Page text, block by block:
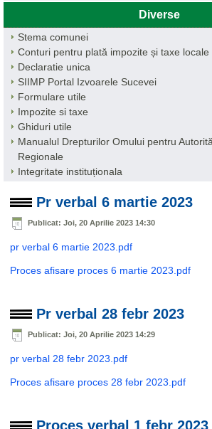
Diverse
Stema comunei
Conturi pentru plată impozite și taxe locale
Declaratie unica
SIIMP Portal Izvoarele Sucevei
Formulare utile
Impozite si taxe
Ghiduri utile
Manualul Drepturilor Omului pentru
Regionale
Integritate instituționala
Pr verbal 6 martie 2023
Publicat: Joi, 20 Aprilie 2023 14:30
pr verbal 6 martie 2023.pdf
Proces afisare proces 6 martie 2023.pdf
Pr verbal 28 febr 2023
Publicat: Joi, 20 Aprilie 2023 14:29
pr verbal 28 febr 2023.pdf
Proces afisare proces 28 febr 2023.pdf
Proces verbal 1 febr 2023